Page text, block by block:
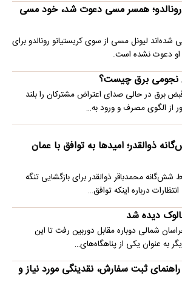
همسر مسی دعوت شد، خود مسی
شده‌اند لیونل مسی از سوی کریستیانو رونالدو برای
دعوت نشده است.
نجومی برق چیست؟
برق در حالی صدای اعتراض مشترکان را بلند
از الگوی مصرف و ورود به…
ذوالقدر؛ امیدها به توافق با عمان
شش‌گانه محمدباقر ذوالقدر برای بازگشایی تنگه
درباره اینکه توافق…
دیده شد
شمالی دوباره مقابل دوربین رفت تا این
به عنوان یکی از پناهگاه‌های…
راهنمای ثبت سفارش، نقدینگی مورد نیاز و